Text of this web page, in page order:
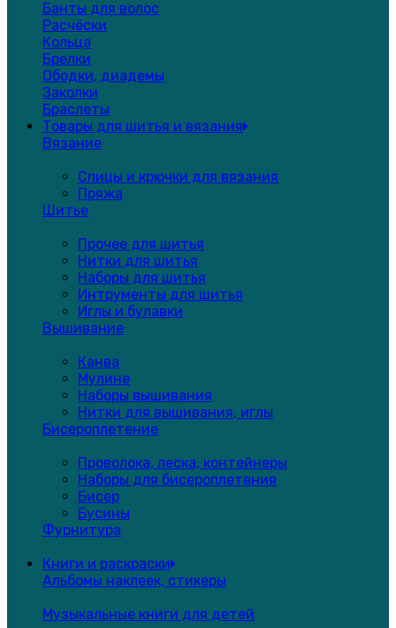
Банты для волос
Расчёски
Кольца
Брелки
Ободки, диадемы
Заколки
Браслеты
Товары для шитья и вязания
Вязание
Спицы и крючки для вязания
Пряжа
Шитье
Прочее для шитья
Нитки для шитья
Наборы для шитья
Интрументы для шитья
Иглы и булавки
Вышивание
Канва
Мулине
Наборы вышивания
Нитки для вышивания, иглы
Бисероплетение
Проволока, леска, контейнеры
Наборы для бисероплетения
Бисер
Бусины
Фурнитура
Книги и раскраски
Альбомы наклеек, стикеры
Музыкальные книги для детей